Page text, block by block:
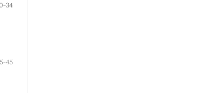
34
45